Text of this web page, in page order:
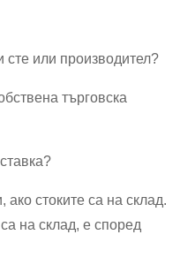
или производител?
търговска
стоките са на склад.
на склад, е според